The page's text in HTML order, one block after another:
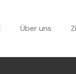
Über uns